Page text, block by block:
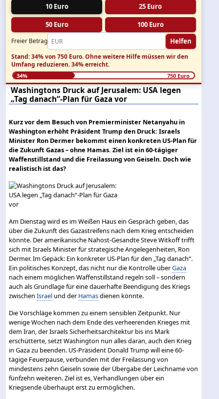
10 Euro
25 Euro
50 Euro 100 Euro
Freier Betrag Helfen
Stand: 34% von 750 Euro.Ohne weitere Hilfe müssen wir den
Umfang reduzieren.34% erreicht.
34% 750 Euro
Washingtons Druck auf Jerusalem: USA legen
„Tag danach“-Plan für Gaza vor
Kurz vor dem Besuch von Premierminister Netanyahu in
Washington erhöht Präsident Trump den Druck: Israels
Minister Ron Dermer bekommt einen konkreten US-Plan für
die Zukunft Gazas – ohne Hamas. Ziel ist ein 60-tägiger
Waffenstillstand und die Freilassung von Geiseln. Doch wie
realistisch ist das?
Am Dienstag wird es im Weißen Haus ein Gespräch geben, das
über die Zukunft des Gazastreifens nach dem Krieg entscheiden
könnte. Der amerikanische Nahost-Gesandte Steve Witkoff trifft
sich mit Israels Minister für strategische Angelegenheiten, Ron
Dermer. Im Gepäck: Ein konkreter US-Plan für den „Tag danach“.
Ein politisches Konzept, das nicht nur die Kontrolle überGaza
nach einem möglichen Waffenstillstand regeln soll – sondern
auch als Grundlage für eine dauerhafte Beendigung des Kriegs
zwischenIsrael und der Hamasdienen könnte.
Die Vorschläge kommen zu einem sensiblen Zeitpunkt. Nur
wenige Wochen nach dem Ende des verheerenden Krieges mit
dem Iran, der Israels Sicherheitsarchitektur bis ins Mark
erschütterte, setzt Washington nun alles daran, auch den Krieg
in Gaza zu beenden. US-Präsident Donald Trump will eine 60-
tägige Feuerpause, verbunden mit der Freilassung von
mindestens zehn Geiseln sowie der Übergabe der Leichname von
fünfzehn weiteren. Ziel ist es, Verhandlungen über ein
Kriegsende überhaupt erst zu ermöglichen.